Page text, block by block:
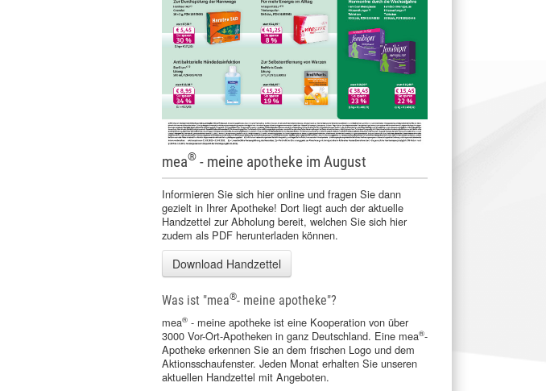
mea® - meine apotheke im August
Informieren Sie sich hier online und fragen Sie dann
gezielt in Ihrer Apotheke! Dort liegt auch der aktuelle
Handzettel zur Abholung bereit, welchen Sie sich hier
zudem als PDF herunterladen können.
Download Handzettel
Was ist "mea®- meine apotheke"?
mea® - meine apotheke ist eine Kooperation von über
3000 Vor-Ort-Apotheken in ganz Deutschland. Eine mea®-
Apotheke erkennen Sie an dem frischen Logo und dem
Aktionsschaufenster. Jeden Monat erhalten Sie unseren
aktuellen Handzettel mit Angeboten.